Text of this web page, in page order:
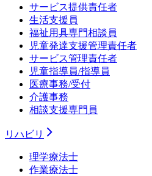
サービス提供責任者
生活支援員
福祉用具専門相談員
児童発達支援管理責任者
サービス管理責任者
児童指導員/指導員
医療事務/受付
介護事務
相談支援専門員
リハビリ
理学療法士
作業療法士